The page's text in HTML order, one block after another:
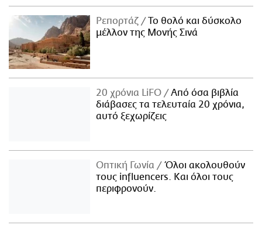
Ρεπορτάζ
Το θολό και δύσκολο
μέλλον της Μονής Σινά
20 χρόνια LiFO
Από όσα βιβλία
διάβασες τα τελευταία 20 χρόνια,
αυτό ξεχωρίζεις
Οπτική Γωνία
Όλοι ακολουθούν
τους influencers. Και όλοι τους
περιφρονούν.